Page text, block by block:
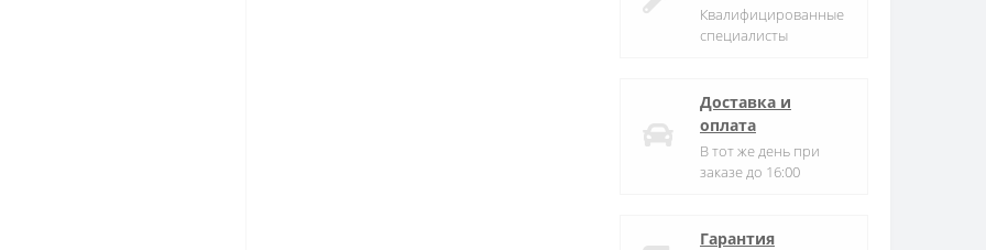
Квалифицированные
специалисты
Доставка и
оплата
В тот же день при
заказе до 16:00
Гарантия